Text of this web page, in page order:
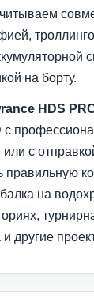
на борту.
HDS
с
с
на
другие